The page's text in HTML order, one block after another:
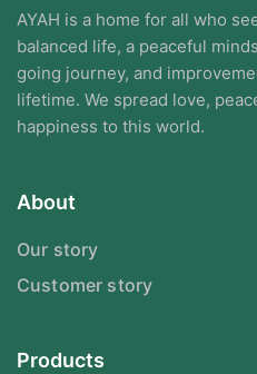
AYAH is a home for all who
balanced life, a peaceful
going journey, and
lifetime. We spread love,
happiness to this world.
About
Our story
Customer story
Products